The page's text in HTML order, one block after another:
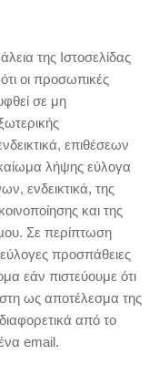
της Ιστοσελίδας
οι προσωπικές
σε μη
επιθέσεων
λήψης εύλογα
ενδεικτικά, της
και της
Σε περίπτωση
προσπάθειες
εάν πιστεύουμε ότι
ως αποτέλεσμα της
από το
email.